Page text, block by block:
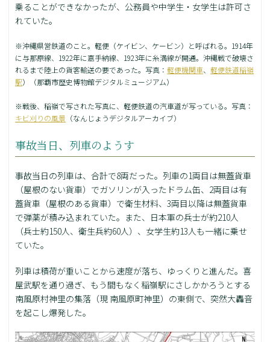
乗ることができなかったが、公務員や中学生・女学生は許可さ
れていた。
※沖縄県営鉄道のこと。軽便（ケイビン、ケービン）と呼ばれる。1914年
に与那原線、1922年に嘉手納線、1923年に糸満線が開通。沖縄戦で破壊さ
れるまで陸上の貨客輸送の要であった。写真： 軽便機関車、 軽便鉄道稲嶺
駅）（那覇市歴史博物館デジタルミュージアム）
※戦後、稲嶺で写された写真に、軽便鉄道の汽車道が写っている。写真：
キビ刈りの風景 （なんじょうデジタルアーカイブ）
事故当日、列車のようす
事故当日の列車は、合計で8両だった。列車の1両目は無蓋貨車
（屋根のない貨車）でガソリンが入ったドラム缶、2両目は有
蓋貨車（屋根のある貨車）で衛生材料、3両目以降は無蓋貨車
で弾薬が積み込まれていた。また、日本軍の兵士が約210人
（兵士約150人、衛生兵約60人）、女学生約13人も一緒に乗せ
ていた。
列車は積荷が重いことから速度が落ち、ゆっくりと進んだ。喜
屋武駅を通り過ぎ、もう間もなく稲嶺駅にさしかかろうとする
南風原村神里の集落（現 南風原町神里）の東側で、突然大轟音
を起こし爆発した。